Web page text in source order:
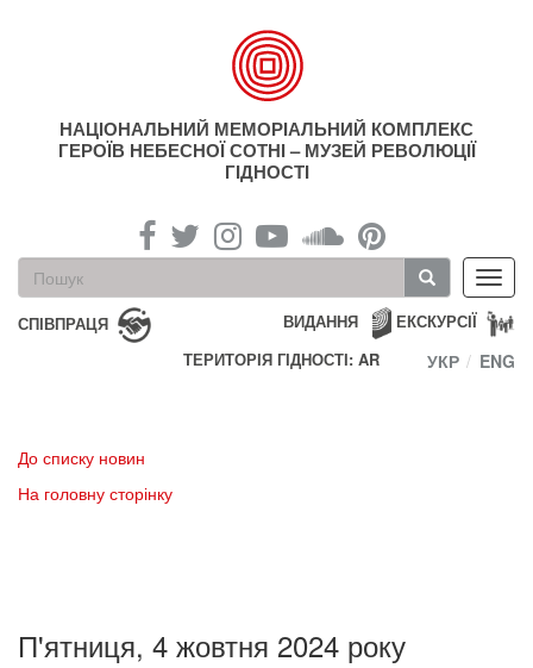
НАЦІОНАЛЬНИЙ МЕМОРІАЛЬНИЙ КОМПЛЕКС
ГЕРОЇВ НЕБЕСНОЇ СОТНІ – МУЗЕЙ РЕВОЛЮЦІЇ
ГІДНОСТІ
Пошукова
форма
Пошук
СПІВПРАЦЯ ЕКСКУРСІЇ
ВИДАННЯ
ТЕРИТОРІЯ ГІДНОСТІ: AR
УКР ENG
До списку новин
На головну сторінку
П'ятниця, 4 жовтня 2024 року